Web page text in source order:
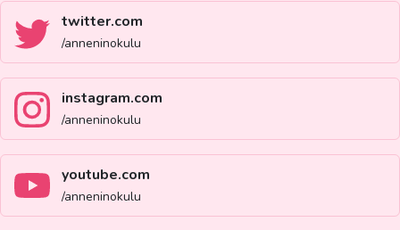
twitter.com
/anneninokulu
instagram.com
/anneninokulu
youtube.com
/anneninokulu